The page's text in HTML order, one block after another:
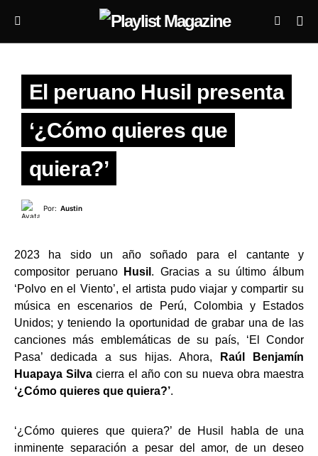
El peruano Husil presenta
‘¿Cómo quieres que
quiera?’
Por: Austin
2023 ha sido un año soñado para el cantante y
compositor peruano
Husil . Gracias a su último álbum
‘Polvo en el Viento’, el artista pudo viajar y compartir su
música en escenarios de Perú, Colombia y Estados
Unidos; y teniendo la oportunidad de grabar una de las
canciones más emblemáticas de su país, ‘El Condor
Pasa’ dedicada a sus hijas. Ahora,
Raúl Benjamín
Huapaya Silva cierra el año con su nueva obra maestra
‘¿Cómo quieres que quiera?’.
‘¿Cómo quieres que quiera?’ de Husil habla de una
inminente separación a pesar del amor, de un deseo